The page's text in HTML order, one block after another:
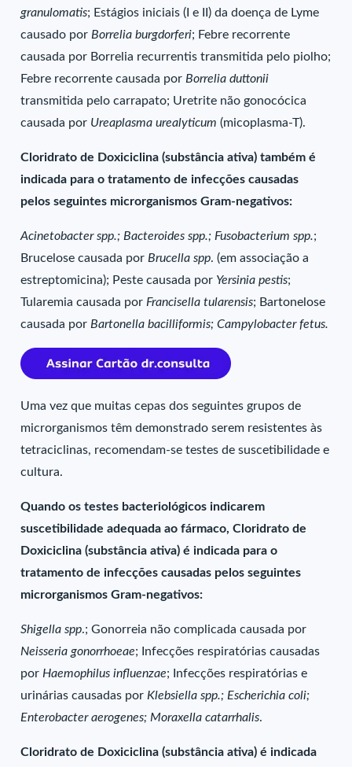
granulomatis; Estágios iniciais (I e II) da doença de Lyme
causado por Borrelia burgdorferi; Febre recorrente
causada por Borrelia recurrentis transmitida pelo piolho;
Febre recorrente causada por Borrelia duttonii
transmitida pelo carrapato; Uretrite não gonocócica
causada por Ureaplasma urealyticum(micoplasma-T).
Cloridrato de Doxiciclina (substância ativa) também é
indicada para o tratamento de infecções causadas
pelos seguintes microrganismos Gram-negativos:
Acinetobacter spp.; Bacteroides spp.; Fusobacterium spp.;
Brucelose causada por Brucella spp. (em associação a
estreptomicina); Peste causada por Yersinia pestis;
Tularemia causada por Francisella tularensis; Bartonelose
causada por Bartonella bacilliformis; Campylobacter fetus.
Uma vez que muitas cepas dos seguintes grupos de
microrganismos têm demonstrado serem resistentes às
tetraciclinas, recomendam-se testes de suscetibilidade e
cultura.
Quando os testes bacteriológicos indicarem
suscetibilidade adequada ao fármaco, Cloridrato de
Doxiciclina (substância ativa) é indicada para o
tratamento de infecções causadas pelos seguintes
microrganismos Gram-negativos:
Shigella spp.; Gonorreia não complicada causada por
Neisseria gonorrhoeae; Infecções respiratórias causadas
por Haemophilus influenzae; Infecções respiratórias e
urinárias causadas por Klebsiella spp.; Escherichia coli;
Enterobacter aerogenes; Moraxella catarrhalis.
Cloridrato de Doxiciclina (substância ativa) é indicada